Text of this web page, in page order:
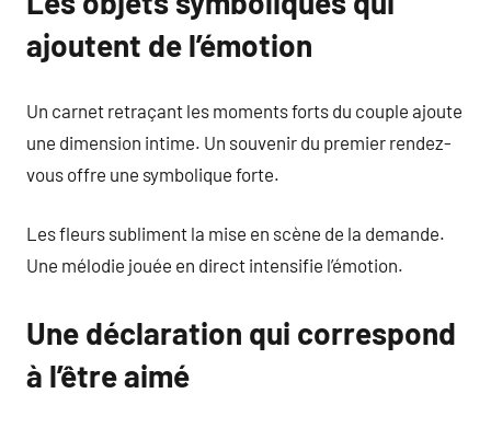
ajoutent de l’émotion
Un carnet retraçant les moments forts du couple ajoute
une dimension intime. Un souvenir du premier rendez-
vous offre une symbolique forte.
Les fleurs subliment la mise en scène de la demande.
Une mélodie jouée en direct intensifie l’émotion.
Une déclaration qui correspond
à l’être aimé